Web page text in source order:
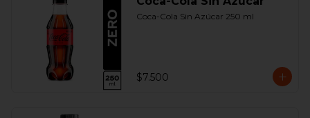
Coca-Cola Sin Azúcar 250 ml
$7.500